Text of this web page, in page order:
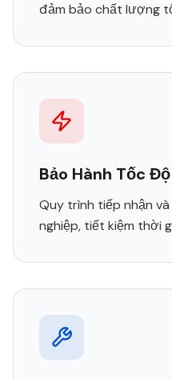
đảm bảo chất lượng
Bảo Hành Tốc Độ
Quy trình tiếp nhận
nghiệp, tiết kiệm thời